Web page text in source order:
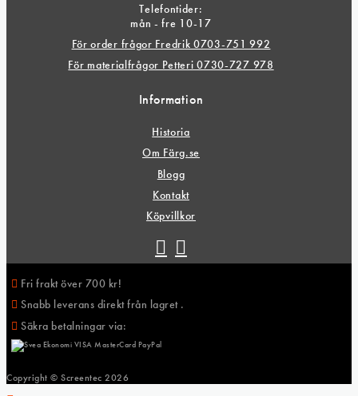
Telefontider:
mån - fre 10-17
För order frågor Fredrik 0703-751 992
För materialfrågor Petteri 0730-727 978
Information
Historia
Om Färg.se
Blogg
Kontakt
Köpvillkor
Fri frakt över 700 kr!
Snabb leverans direkt från lagret .
Säkra betalningar via:
Copyright © Screentec 2026